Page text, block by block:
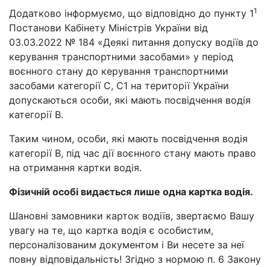
Додатково інформуємо, що відповідно до пункту 11
Постанови Кабінету Міністрів України від
03.03.2022 № 184 «Деякі питання допуску водіїв до
керування транспортними засобами» у період
воєнного стану до керування транспортними
засобами категорії C, C1 на території України
допускаються особи, які мають посвідчення водія
категорії B.
Таким чином, особи, які мають посвідчення водія
категорії В, під час дії воєнного стану мають право
на отримання картки водія.
Фізичній особі видається лише одна картка водія.
Шановні замовники карток водіїв, звертаємо Вашу
увагу на те, що картка водія є особистим,
персоналізованим документом і Ви несете за неї
повну відповідальність! Згідно з нормою п. 6 Закону